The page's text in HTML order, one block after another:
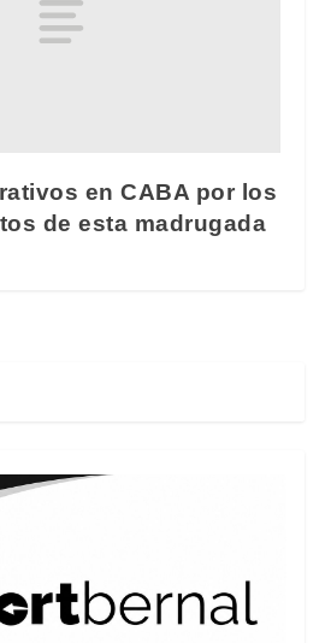
en CABA por los
de esta madrugada